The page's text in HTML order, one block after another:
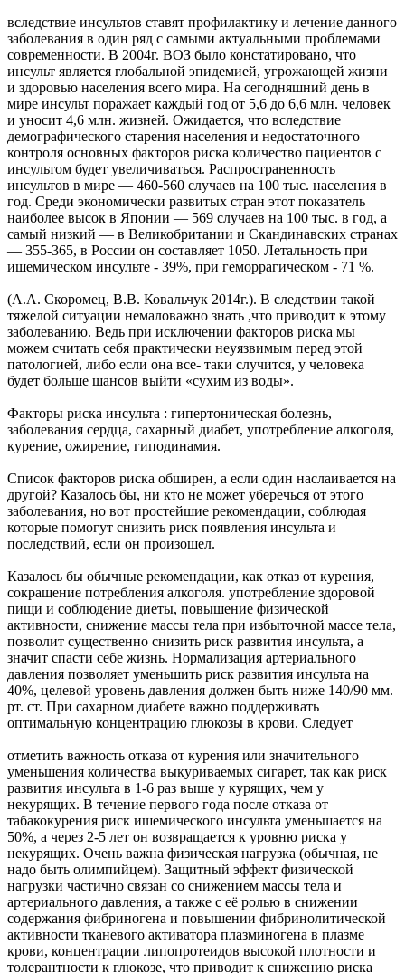
вследствие инсультов ставят профилактику и лечение данного
заболевания в один ряд с самыми актуальными проблемами
современности. В 2004г. ВОЗ было констатировано, что
инсульт является глобальной эпидемией, угрожающей жизни
и здоровью населения всего мира. На сегодняшний день в
мире инсульт поражает каждый год от 5,6 до 6,6 млн. человек
и уносит 4,6 млн. жизней. Ожидается, что вследствие
демографического старения населения и недостаточного
контроля основных факторов риска количество пациентов с
инсультом будет увеличиваться. Распространенность
инсультов в мире — 460-560 случаев на 100 тыс. населения в
год. Среди экономически развитых стран этот показатель
наиболее высок в Японии — 569 случаев на 100 тыс. в год, а
самый низкий — в Великобритании и Скандинавских странах
— 355-365, в России он составляет 1050. Летальность при
ишемическом инсульте - 39%, при геморрагическом - 71 %.
(А.А. Скоромец, В.В. Ковальчук 2014г.). В следствии такой
тяжелой ситуации немаловажно знать ,что приводит к этому
заболеванию. Ведь при исключении факторов риска мы
можем считать себя практически неуязвимым перед этой
патологией, либо если она все- таки случится, у человека
будет больше шансов выйти «сухим из воды».
Факторы риска инсульта : гипертоническая болезнь,
заболевания сердца, сахарный диабет, употребление алкоголя,
курение, ожирение, гиподинамия.
Список факторов риска обширен, а если один наслаивается на
другой? Казалось бы, ни кто не может уберечься от этого
заболевания, но вот простейшие рекомендации, соблюдая
которые помогут снизить риск появления инсульта и
последствий, если он произошел.
Казалось бы обычные рекомендации, как отказ от курения,
сокращение потребления алкоголя. употребление здоровой
пищи и соблюдение диеты, повышение физической
активности, снижение массы тела при избыточной массе тела,
позволит существенно снизить риск развития инсульта, а
значит спасти себе жизнь. Нормализация артериального
давления позволяет уменьшить риск развития инсульта на
40%, целевой уровень давления должен быть ниже 140/90 мм.
рт. ст. При сахарном диабете важно поддерживать
оптимальную концентрацию глюкозы в крови. Следует
отметить важность отказа от курения или значительного
уменьшения количества выкуриваемых сигарет, так как риск
развития инсульта в 1-6 раз выше у курящих, чем у
некурящих. В течение первого года после отказа от
табакокурения риск ишемического инсульта уменьшается на
50%, а через 2-5 лет он возвращается к уровню риска у
некурящих. Очень важна физическая нагрузка (обычная, не
надо быть олимпийцем). Защитный эффект физической
нагрузки частично связан со снижением массы тела и
артериального давления, а также с её ролью в снижении
содержания фибриногена и повышении фибринолитической
активности тканевого активатора плазминогена в плазме
крови, концентрации липопротеидов высокой плотности и
толерантности к глюкозе, что приводит к снижению риска